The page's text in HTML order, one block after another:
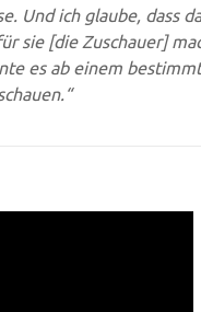
Und ich glaube, dass
sie [die Zuschauer]
es ab einem